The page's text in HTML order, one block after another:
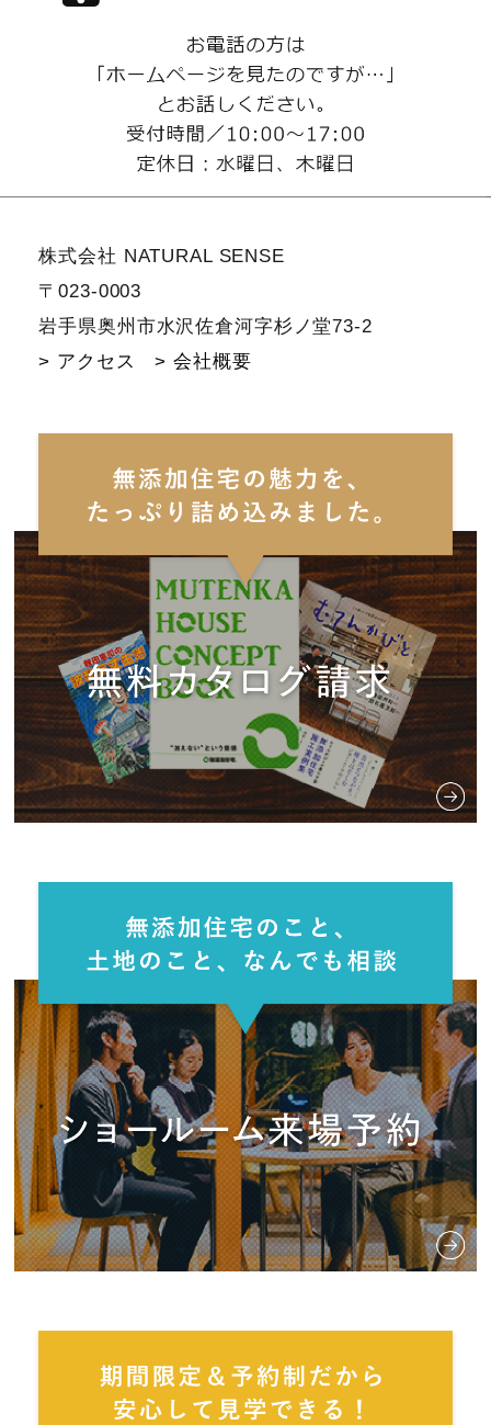
株式会社 NATURAL SENSE
〒023-0003
岩手県奥州市水沢佐倉河字杉ノ堂73-2
> アクセス
> 会社概要